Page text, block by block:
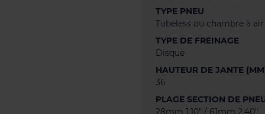
TYPE PNEU
Tubeless ou chambre à air
TYPE DE FREINAGE
Disque
HAUTEUR DE JANTE
36
PLAGE SECTION DE
28mm 1,10" / 61mm 2,40"